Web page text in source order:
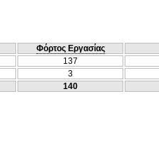
Φόρτος Εργασίας
137
3
140